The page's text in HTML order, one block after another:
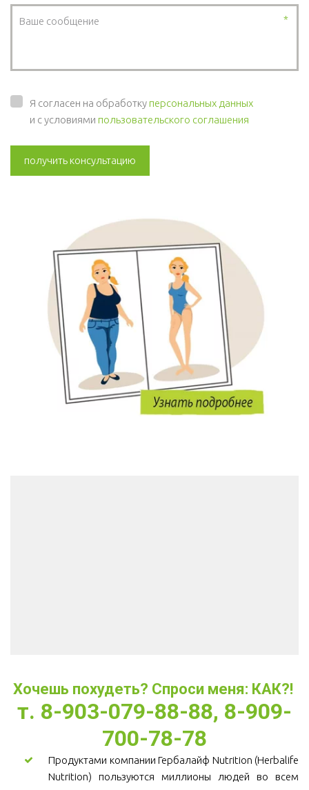
*
Я согласен на обработкуперсональных данных
и с условиями пользовательского соглашения
получить консультацию
Хочешь похудеть? Спроси меня: КАК?!
т. 8-903-079-88-88, 8-909-
700-78-78
Продуктами компании Гербалайф Nutrition (Herbalife
Nutrition) пользуются миллионы людей во всем